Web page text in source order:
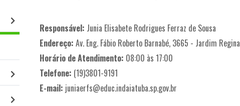
Responsável: Junia Elisabete Rodrigues Ferraz de Sousa
Endereço: Av. Eng. Fábio Roberto Barnabé, 3665 - Jardim Regina
Horário de Atendimento: 08:00 às 17:00
Telefone: (19)3801-9191
E-mail: juniaerfs@educ.indaiatuba.sp.gov.br